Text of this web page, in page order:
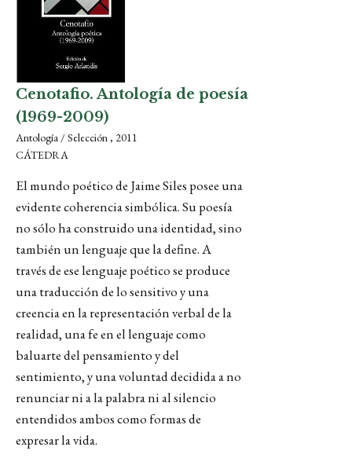
Cenotafio. Antología de poesía
(1969-2009)
Antología / Selección , 2011
CÁTEDRA
El mundo poético de Jaime Siles posee una
evidente coherencia simbólica. Su poesía
no sólo ha construido una identidad, sino
también un lenguaje que la define. A
través de ese lenguaje poético se produce
una traducción de lo sensitivo y una
creencia en la representación verbal de la
realidad, una fe en el lenguaje como
baluarte del pensamiento y del
sentimiento, y una voluntad decidida a no
renunciar ni a la palabra ni al silencio
entendidos ambos como formas de
expresar la vida.